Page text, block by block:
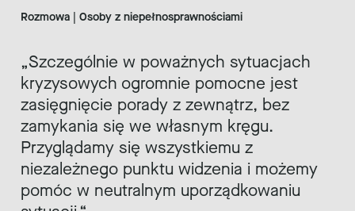
Rozmowa | Osoby z niepełnosprawnościami
Szczególnie w poważnych sytuacjach
kryzysowych ogromnie pomocne jest
zasięgnięcie porady z zewnątrz, bez
zamykania się we własnym kręgu.
Przyglądamy się wszystkiemu z
niezależnego punktu widzenia i możemy
pomóc w neutralnym uporządkowaniu